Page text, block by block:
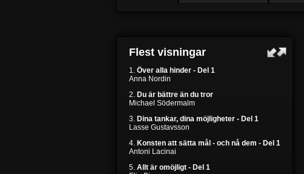
Flest visningar
1. Över alla hinder - Del 1
Anna Nordin
2. Du är bättre än du tror
Michael Södermalm
3. Dina tankar, dina möjligheter - Del 1
Lasse Gustavsson
4. Konsten att sätta mål - och nå dem - Del 1
Antoni Lacinai
5. Allt är omöjligt - Del 1